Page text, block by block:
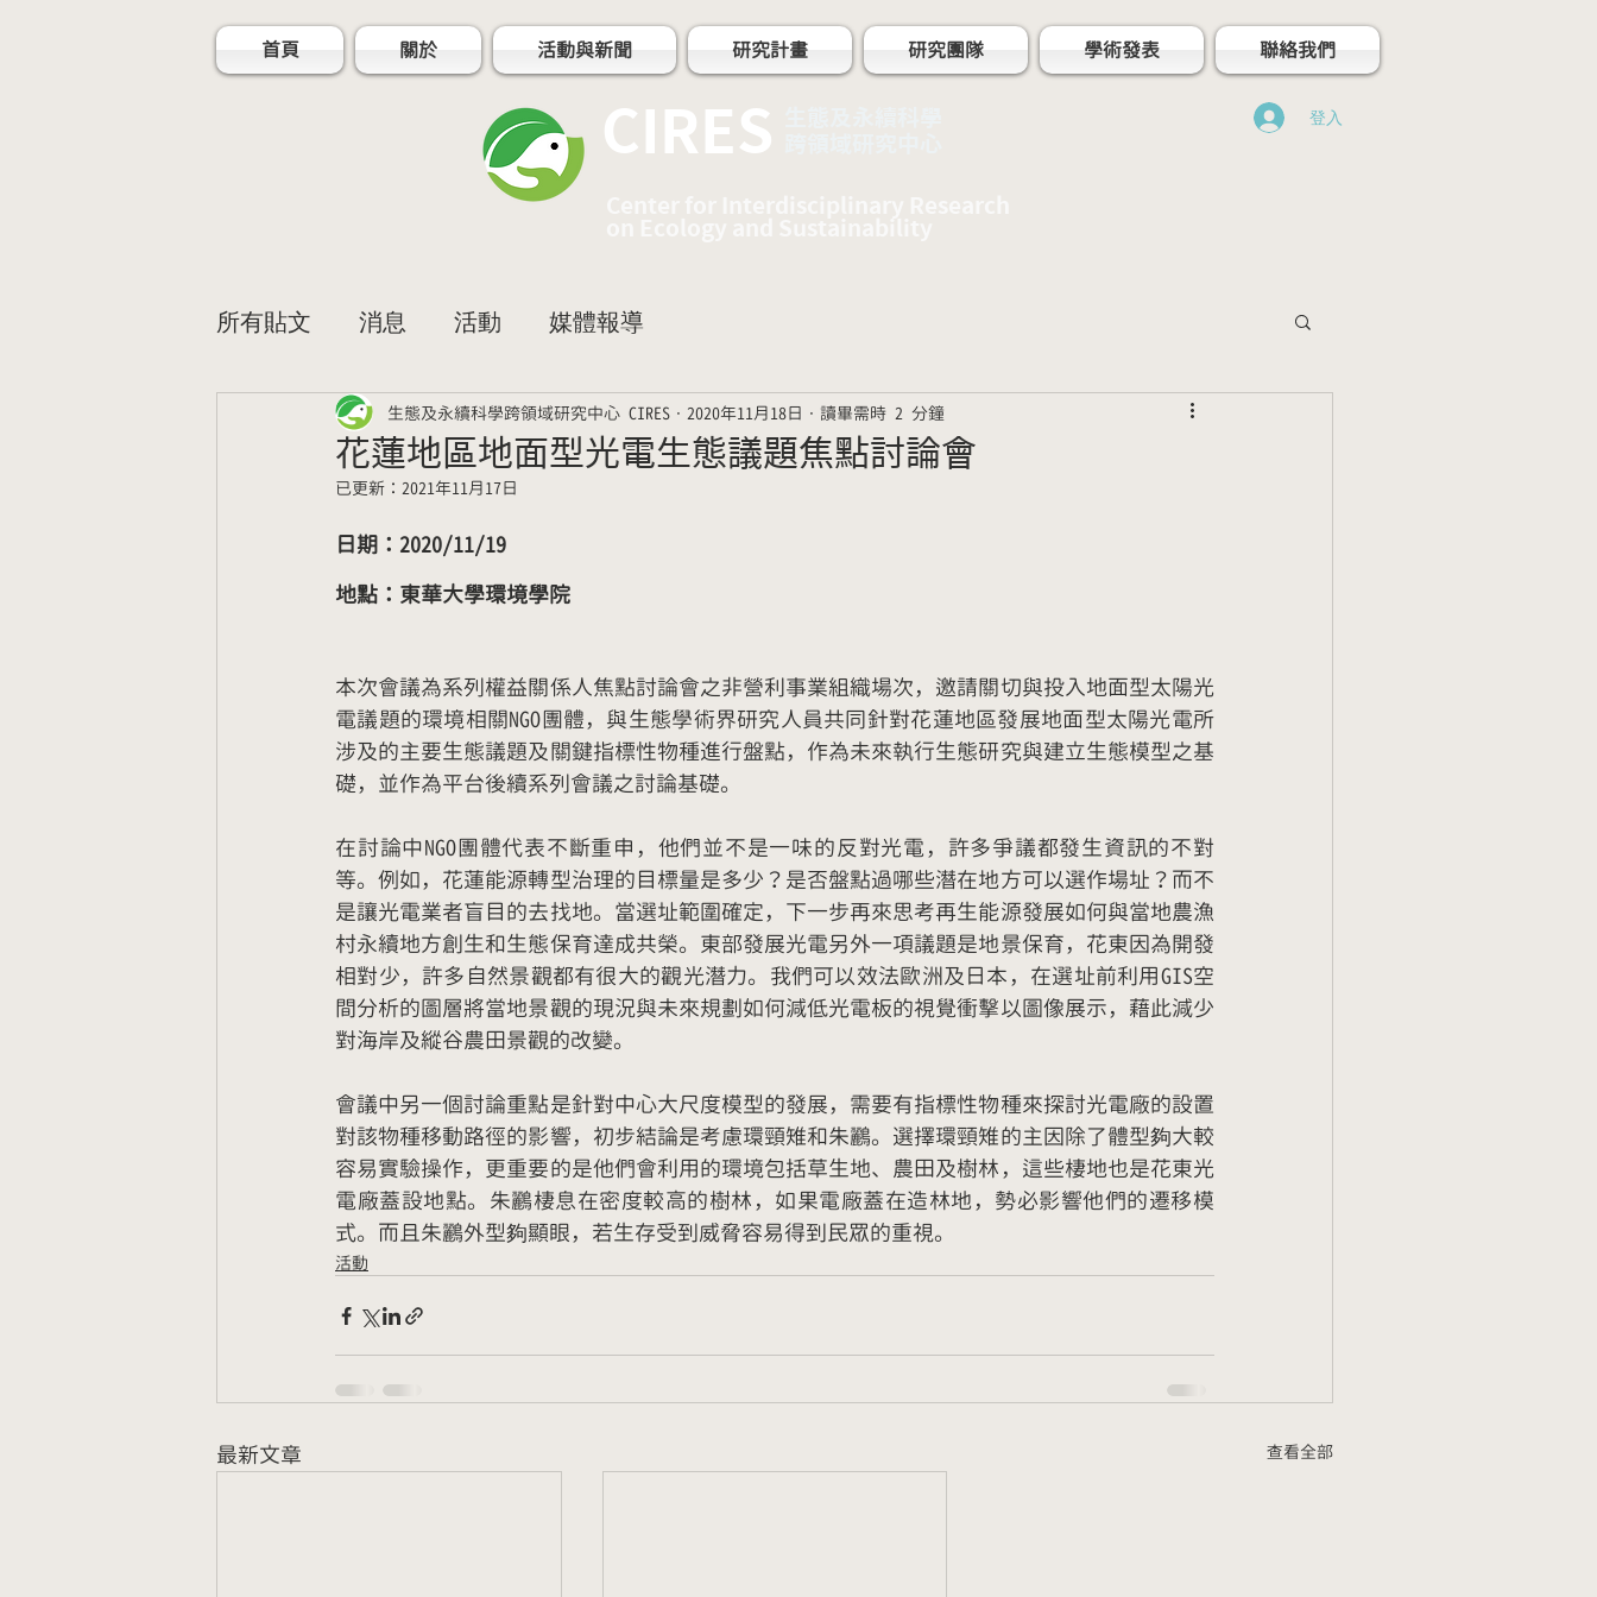
首頁 關於 活動與新聞 研究計畫 研究團隊 學術發表 聯絡我們
CIRES 登入
所有貼文 消息 活動 媒體報導
花蓮地區地面型光電生態議題焦點討論會
生態及永續科學跨領域研究中心 CIRES 2020年11月18日 讀畢需時 2 分鐘
已更新： 2021年11月17日
日期：2020/11/19
地點：東華大學環境學院
本次會議為系列權益關係人焦點討論會之非營利事業組織場次，邀請關切與投入地面型太陽光
電議題的環境相關NGO團體，與生態學術界研究人員共同針對花蓮地區發展地面型太陽光電所
涉及的主要生態議題及關鍵指標性物種進行盤點，作為未來執行生態研究與建立生態模型之基
礎，並作為平台後續系列會議之討論基礎。
在討論中NGO團體代表不斷重申，他們並不是一味的反對光電，許多爭議都發生資訊的不對
等。例如，花蓮能源轉型治理的目標量是多少？是否盤點過哪些潛在地方可以選作場址？而不
是讓光電業者盲目的去找地。當選址範圍確定，下一步再來思考再生能源發展如何與當地農漁
村永續地方創生和生態保育達成共榮。東部發展光電另外一項議題是地景保育，花東因為開發
相對少，許多自然景觀都有很大的觀光潛力。我們可以效法歐洲及日本，在選址前利用GIS空
間分析的圖層將當地景觀的現況與未來規劃如何減低光電板的視覺衝擊以圖像展示，藉此減少
對海岸及縱谷農田景觀的改變。
會議中另一個討論重點是針對中心大尺度模型的發展，需要有指標性物種來探討光電廠的設置
對該物種移動路徑的影響，初步結論是考慮環頸雉和朱鸝。選擇環頸雉的主因除了體型夠大較
容易實驗操作，更重要的是他們會利用的環境包括草生地、農田及樹林，這些棲地也是花東光
電廠蓋設地點。朱鸝棲息在密度較高的樹林，如果電廠蓋在造林地，勢必影響他們的遷移模
式。而且朱鸝外型夠顯眼，若生存受到威脅容易得到民眾的重視。
活動
最新文章 查看全部